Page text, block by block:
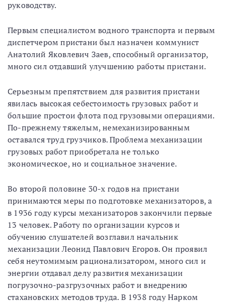
руководству.
Первым специалистом водного транспорта и первым
диспетчером пристани был назначен коммунист
Анатолий Яковлевич Заев, способный организатор,
много сил отдавший улучшению работы пристани.
Серьезным препятствием для развития пристани
явилась высокая себестоимость грузовых работ и
большие простои флота под грузовыми операциями.
По-прежнему тяжелым, немеханизированным
оставался труд грузчиков. Проблема механизации
грузовых работ приобретала не только
экономическое, но и социальное значение.
Во второй половине 30-х годов на пристани
принимаются меры по подготовке механизаторов, а
в 1936 году курсы механизаторов закончили первые
13 человек. Работу по организации курсов и
обучению слушателей возглавил начальник
механизации Леонид Павлович Егоров. Он проявил
себя неутомимым рационализатором, много сил и
энергии отдавал делу развития механизации
погрузочно-разгрузочных работ и внедрению
стахановских методов труда. В 1938 году Нарком